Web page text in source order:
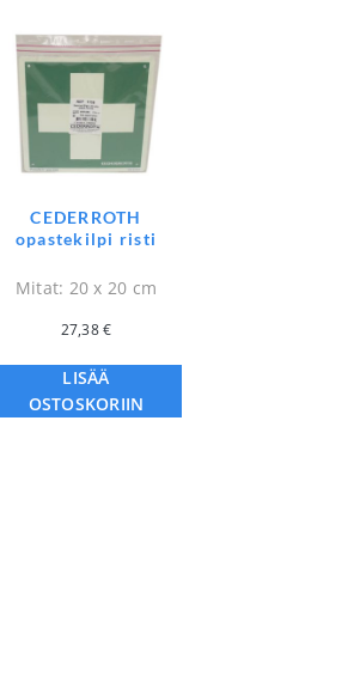
CEDERROTH
opastekilpi risti
Mitat: 20 x 20 cm
27,38€
LISÄÄ
OSTOSKORIIN